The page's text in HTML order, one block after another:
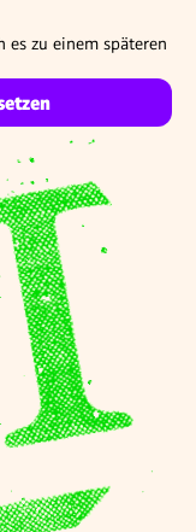
es zu einem späteren